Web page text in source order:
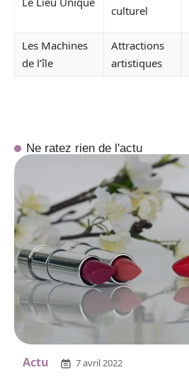
culturel
Les Machines
de l’île
Attractions
artistiques
Ne ratez rien de l'actu
Actu 7 avril 2022